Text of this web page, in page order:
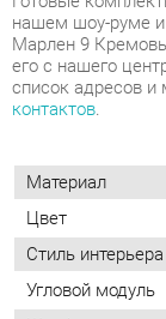
Материал
Цвет
Стиль интерьера
Угловой модуль
Шкаф для одежды
Журнальный стол
ОТЗЫВЫ